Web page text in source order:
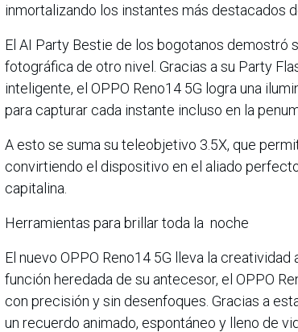
inmortalizando los instantes más destacados
El AI Party Bestie de los bogotanos demostró
fotográfica de otro nivel. Gracias a su Party
inteligente, el OPPO Reno14 5G logra una
para capturar cada instante incluso en la
A esto se suma su teleobjetivo 3.5X, que
convirtiendo el dispositivo en el aliado
capitalina.
Herramientas para brillar toda la noche
El nuevo OPPO Reno14 5G lleva la
función heredada de su antecesor, el OPPO
con precisión y sin desenfoques. Gracias a
un recuerdo animado, espontáneo y lleno de